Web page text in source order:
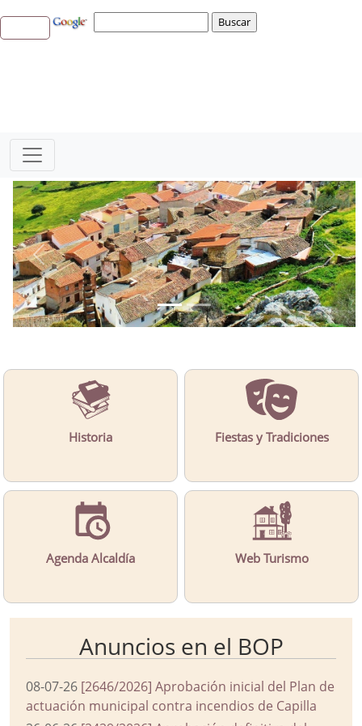
Historia Fiestas y Tradiciones
Agenda Alcaldía Web Turismo
Anuncios en el BOP
08-07-26 [2646/2026] Aprobación inicial del Plan de
actuación municipal contra incendios de Capilla